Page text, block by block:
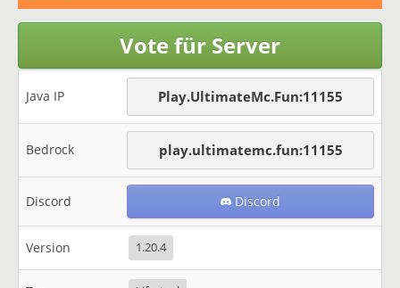
Vote für Server
Java IP Play.UltimateMc.Fun:11155
Bedrock play.ultimatemc.fun:11155
Discord Discord
Version 1.20.4